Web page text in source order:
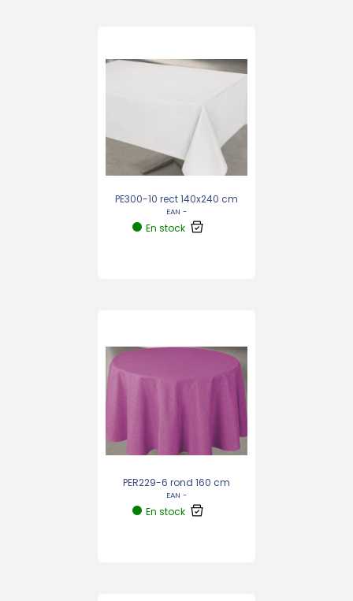
PE300-10 rect 140x240 cm
EAN -
En stock
PER229-6 rond 160 cm
EAN -
En stock